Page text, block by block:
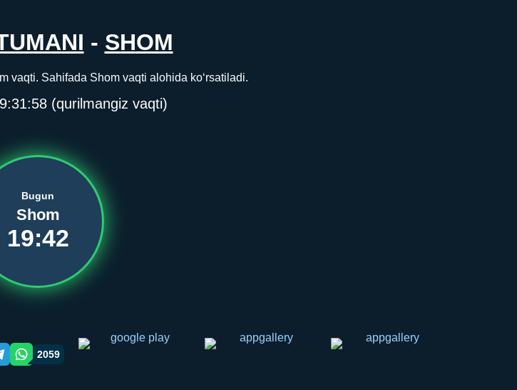
- SHOM
vaqti. Sahifada Shom vaqti alohida ko‘rsatiladi.
(qurilmangiz vaqti)
Bugun
Shom
19:42
orqali ulashish
WhatsApp orqali ulashish
2059